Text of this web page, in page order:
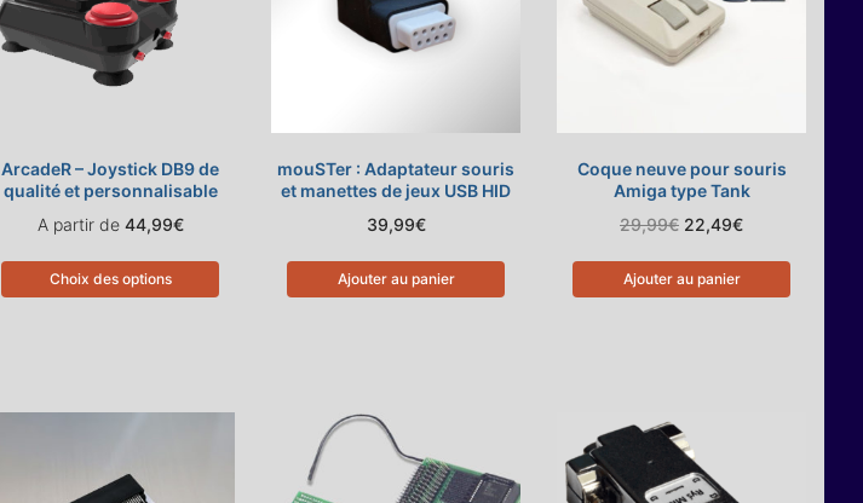
ArcadeR – Joystick DB9 de
qualité et personnalisable
A partir de 44,99€
Choix des options
mouSTer : Adaptateur souris
et manettes de jeux USB HID
39,99€
Ajouter au panier
Coque neuve pour souris
Amiga type Tank
29,99€ Le
prix
initial
était :
29,99€.
22,49€Le
actuel
22,49€.
Ajouter au panier